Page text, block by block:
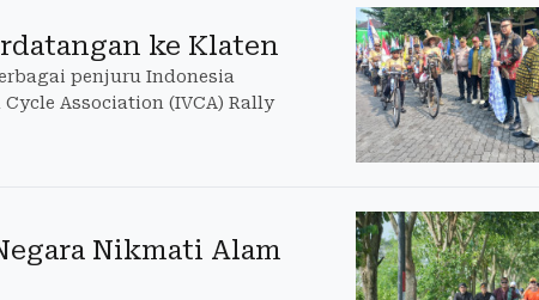
ke Klaten
penjuru Indonesia
Association (IVCA) Rally
Nikmati Alam